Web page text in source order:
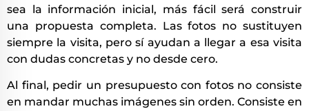
sea la información inicial, más fácil será construir
una propuesta completa. Las fotos no sustituyen
siempre la visita, pero sí ayudan a llegar a esa visita
con dudas concretas y no desde cero.
Al final, pedir un presupuesto con fotos no consiste
en mandar muchas imágenes sin orden. Consiste en